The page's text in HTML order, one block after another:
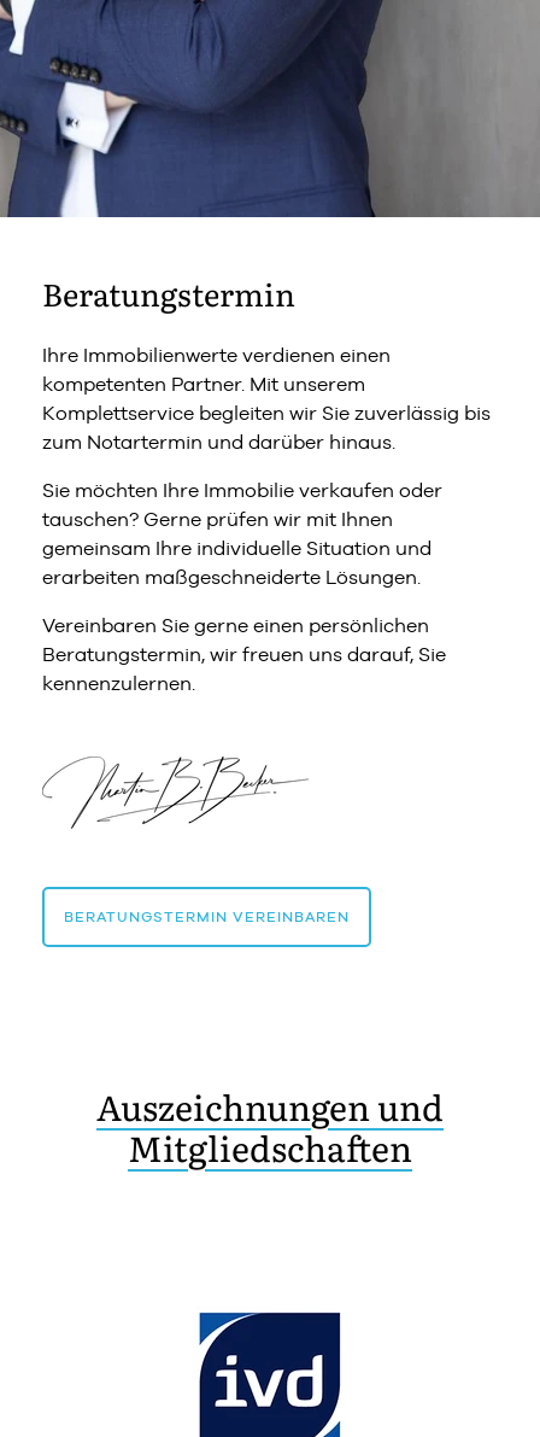
Beratungstermin
Ihre Immobilienwerte verdienen einen
kompetenten Partner. Mit unserem
Komplettservice begleiten wir Sie zuverlässig bis
zum Notartermin und darüber hinaus.
Sie möchten Ihre Immobilie verkaufen oder
tauschen? Gerne prüfen wir mit Ihnen
gemeinsam Ihre individuelle Situation und
erarbeiten maßgeschneiderte Lösungen.
Vereinbaren Sie gerne einen persönlichen
Beratungstermin, wir freuen uns darauf, Sie
kennenzulernen.
BERATUNGSTERMIN VEREINBAREN
Auszeichnungen und
Mitgliedschaften